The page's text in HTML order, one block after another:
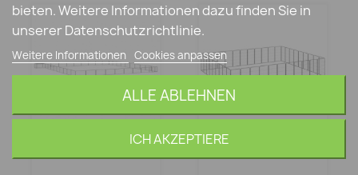
bieten. Weitere Informationen dazu finden Sie in
unserer Datenschutzrichtlinie.
Weitere Informationen Cookies anpassen
ALLE ABLEHNEN
ICH AKZEPTIERE